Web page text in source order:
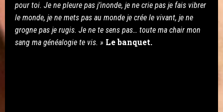
pour toi. Je ne pleure pas j’inonde, je ne crie pas je fais vibrer
le monde, je ne mets pas au monde je crée le vivant, je ne
grogne pas je rugis. Je ne te sens pas… toute ma chair mon
sang ma généalogie te vis. » Le banquet.